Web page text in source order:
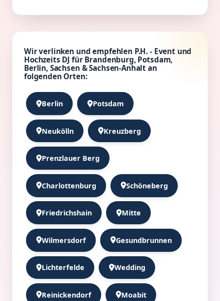
Wir verlinken und empfehlen P.H. - Event und
Hochzeits DJ für Brandenburg, Potsdam,
Berlin, Sachsen & Sachsen-Anhalt an
folgenden Orten:
Berlin Potsdam
Neukölln Kreuzberg
Prenzlauer Berg
Charlottenburg Schöneberg
Friedrichshain Mitte
Wilmersdorf Gesundbrunnen
Lichterfelde Wedding
Reinickendorf Moabit